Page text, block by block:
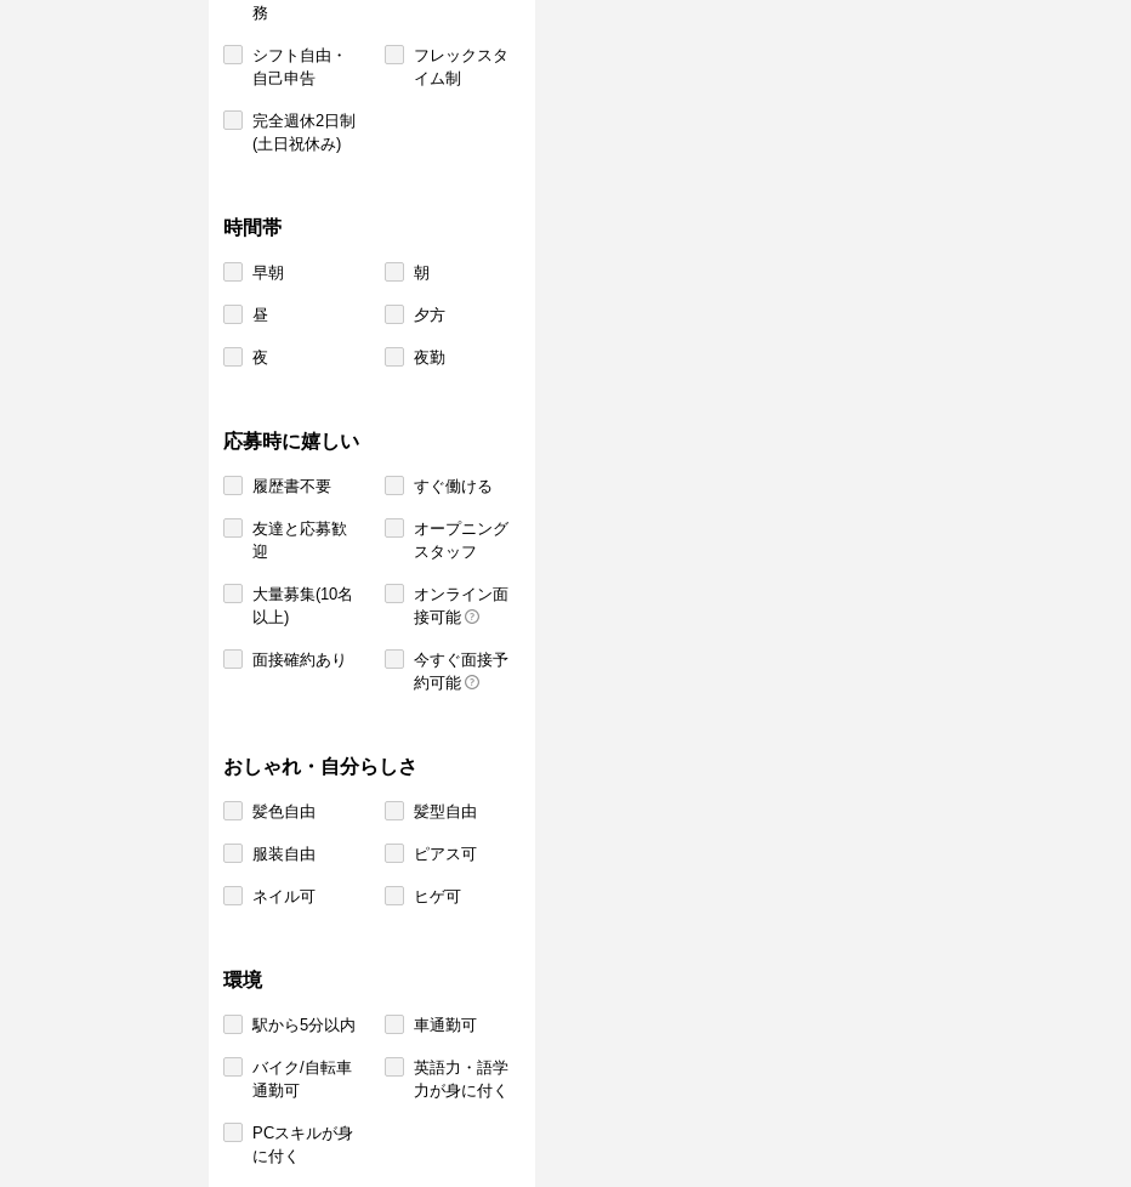
務
シフト自由・
自己申告
フレックスタ
イム制
完全週休2日制
(土日祝休み)
時間帯
早朝 朝
昼 夕方
夜 夜勤
応募時に嬉しい
履歴書不要 すぐ働ける
友達と応募歓
迎
オープニング
スタッフ
大量募集(10名
以上)
オンライン面
接可能
面接確約あり
今すぐ面接予
約可能
おしゃれ・自分らしさ
髪色自由 髪型自由
服装自由 ピアス可
ネイル可 ヒゲ可
環境
駅から5分以内 車通勤可
バイク/自転車
通勤可
英語力・語学
力が身に付く
PCスキルが身
に付く